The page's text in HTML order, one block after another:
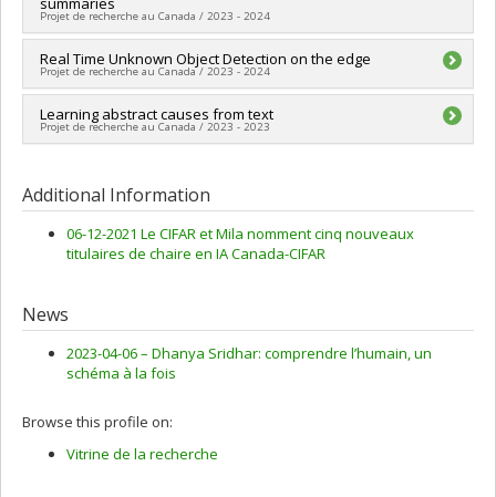
Grant programs:PVXXXXXX-Stage Accélération Québec -
MITACS
Projet de recherche au Canada / 2023 - 2024
Lead researcher :Dhanya Sridhar
Funding sources: MITACS Inc.
Grant programs:PVXXXXXX-Stage Accélération Québec -
MITACS
Real Time Unknown Object Detection on the edge
Projet de recherche au Canada / 2023 - 2024
Lead researcher : Dhanya Sridhar
Funding sources: MITACS Inc.
Learning abstract causes from text
Projet de recherche au Canada / 2023 - 2023
Funding sources:MITACS Inc.
Grant programs:PVXXXXXX-Stage Accélération Québec -
MITACS
Additional Information
06-12-2021 Le CIFAR et Mila nomment cinq nouveaux
titulaires de chaire en IA Canada-CIFAR
News
2023-04-06 – Dhanya Sridhar: comprendre l’humain, un
schéma à la fois
Browse this profile on:
Vitrine de la recherche